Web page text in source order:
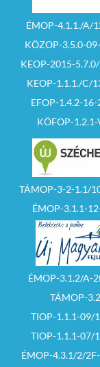
igazolványát,
vállalkozói
vállalkozói
kiváltására
), illetve ha a
jelentkező
napnál nem
(folyamatban lévő
cégbejegyzési
igazolását).
– biztosíték
helyezésének
igazolását
– legalább az
ár erejéig szóló
fedezetigazolást
(bank igazolás)
– meghatalmazott
esetén a
hitelesített teljes
bizonyító erejű
magánokiratba
ÉMOP-4.1.1./A/
KÖZOP-3.5.0-
KEOP-2015-
KEOP-1.1.1./C/
EFOP-1.4.2-
KÖFOP-
TÁMOP-3-2-1.1/
ÉMOP-3.1.1-
ÉMOP-3.1.2/A-
TÁMOP-
TIOP-1.1.1-09/
TIOP-1.1.1-07/
ÉMOP-4.3.1/2/